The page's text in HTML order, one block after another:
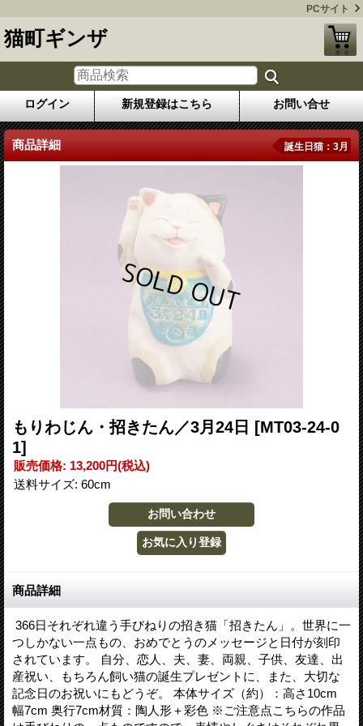
PCサイト
猫町ギンザ
ログイン 新規登録はこちら お問い合せ
商品詳細 誕生日猫：3月
もりわじん・招きたん／3月24日 [MT03-24-0
1]
販売価格: 13,200円(税込)
送料サイズ: 60cm
商品詳細
366日それぞれ違う手びねりの招き猫「招きたん」。世界に一
つしかない一点もの、おめでとうのメッセージと日付が刻印
されています。 自分、恋人、夫、妻、両親、子供、友達、出
産祝い、もちろん飼い猫の誕生プレゼントに、また、大切な
記念日のお祝いにもどうぞ。 本体サイズ（約）：高さ10cm
幅7cm 奥行7cm材質：陶人形＋彩色 ※ご注意点こちらの作品